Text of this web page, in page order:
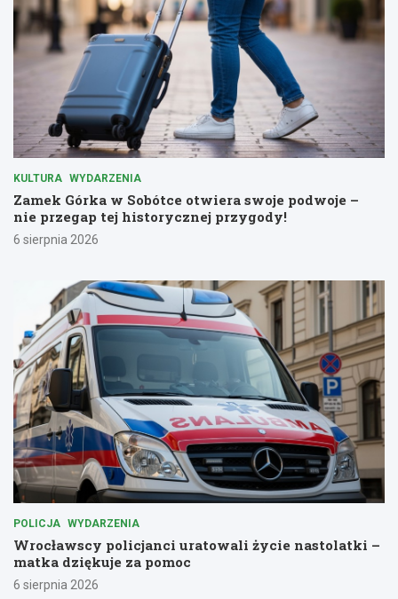
KULTURA WYDARZENIA
Zamek Górka w Sobótce otwiera swoje podwoje –
nie przegap tej historycznej przygody!
6 sierpnia 2026
POLICJA WYDARZENIA
Wrocławscy policjanci uratowali życie nastolatki –
matka dziękuje za pomoc
6 sierpnia 2026